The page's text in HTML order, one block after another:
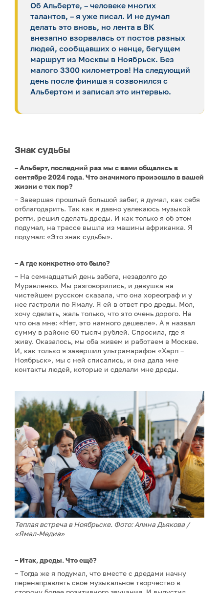
Об Альберте, – человеке многих
талантов, – я уже писал. И не думал
делать это вновь, но лента в ВК
внезапно взорвалась от постов разных
людей, сообщавших о ненце, бегущем
маршрут из Москвы в Ноябрьск. Без
малого 3300 километров! На следующий
день после финиша я созвонился с
Альбертом и записал это интервью.
Знак судьбы
– Альберт, последний раз мы с вами общались в
сентябре 2024 года. Что значимого произошло в вашей
жизни с тех пор?
– Завершая прошлый большой забег, я думал, как себя
отблагодарить. Так как я давно увлекаюсь музыкой
регги, решил сделать дреды. И как только я об этом
подумал, на трассе вышла из машины африканка. Я
подумал: «Это знак судьбы».
– А где конкретно это было?
– На семнадцатый день забега, незадолго до
Муравленко. Мы разговорились, и девушка на
чистейшем русском сказала, что она хореограф и у
нее гастроли по Ямалу. Я ей в ответ про дреды. Мол,
хочу сделать, жаль только, что это очень дорого. На
что она мне: «Нет, это намного дешевле». А я назвал
сумму в районе 60 тысяч рублей. Спросила, где я
живу. Оказалось, мы оба живем и работаем в Москве.
И, как только я завершил ультрамарафон «Харп –
Ноябрьск», мы с ней списались, и она дала мне
контакты людей, которые и сделали мне дреды.
Теплая встреча в Ноябрьске. Фото: Алина Дьякова /
«Ямал-Медиа»
– Итак, дреды. Что ещё?
– Тогда же я подумал, что вместе с дредами начну
перенаправлять свое музыкальное творчество в